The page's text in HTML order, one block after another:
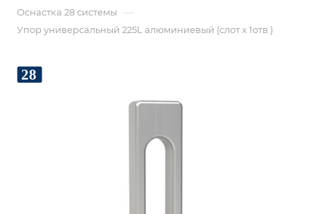
Оснастка 28 системы —
Упор универсальный 225L алюминиевый (слот х 1отв.)